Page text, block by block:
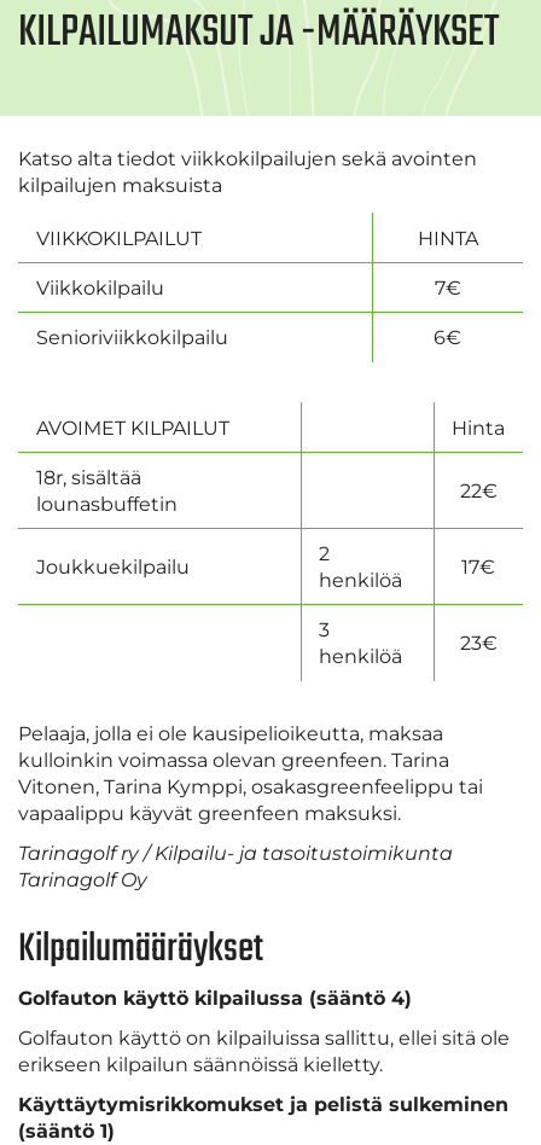
KILPAILUMAKSUT JA -MÄÄRÄYKSET
Katso alta tiedot viikkokilpailujen sekä avointen
kilpailujen maksuista
VIIKKOKILPAILUT HINTA
Viikkokilpailu 7€
Senioriviikkokilpailu 6€
AVOIMET KILPAILUT Hinta
18r, sisältää
lounasbuffetin
22€
Joukkuekilpailu
2
henkilöä
17€
3
henkilöä
23€
Pelaaja, jolla ei ole kausipelioikeutta, maksaa
kulloinkin voimassa olevan greenfeen. Tarina
Vitonen, Tarina Kymppi, osakasgreenfeelippu tai
vapaalippu käyvät greenfeen maksuksi.
Tarinagolf ry / Kilpailu- ja tasoitustoimikunta
Tarinagolf Oy
Kilpailumääräykset
Golfauton käyttö kilpailussa (sääntö 4)
Golfauton käyttö on kilpailuissa sallittu, ellei sitä ole
erikseen kilpailun säännöissä kielletty.
Käyttäytymisrikkomukset ja pelistä sulkeminen
(sääntö 1)